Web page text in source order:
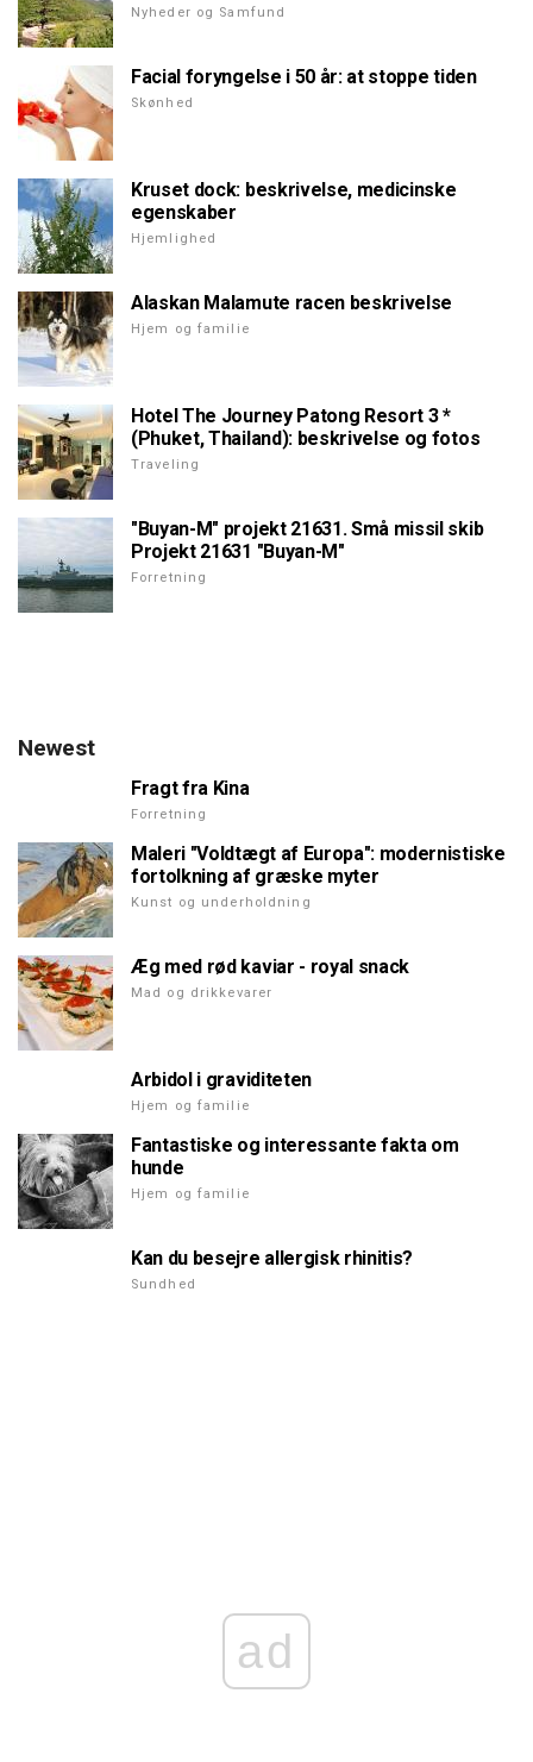
Nyheder og Samfund
Facial foryngelse i 50 år: at stoppe tiden
Skønhed
Kruset dock: beskrivelse, medicinske
egenskaber
Hjemlighed
Alaskan Malamute racen beskrivelse
Hjem og familie
Hotel The Journey Patong Resort 3 *
(Phuket, Thailand): beskrivelse og fotos
Traveling
"Buyan-M" projekt 21631. Små missil skib
Projekt 21631 "Buyan-M"
Forretning
Newest
Fragt fra Kina
Forretning
Maleri "Voldtægt af Europa": modernistiske
fortolkning af græske myter
Kunst og underholdning
Æg med rød kaviar - royal snack
Mad og drikkevarer
Arbidol i graviditeten
Hjem og familie
Fantastiske og interessante fakta om
hunde
Hjem og familie
Kan du besejre allergisk rhinitis?
Sundhed
ad